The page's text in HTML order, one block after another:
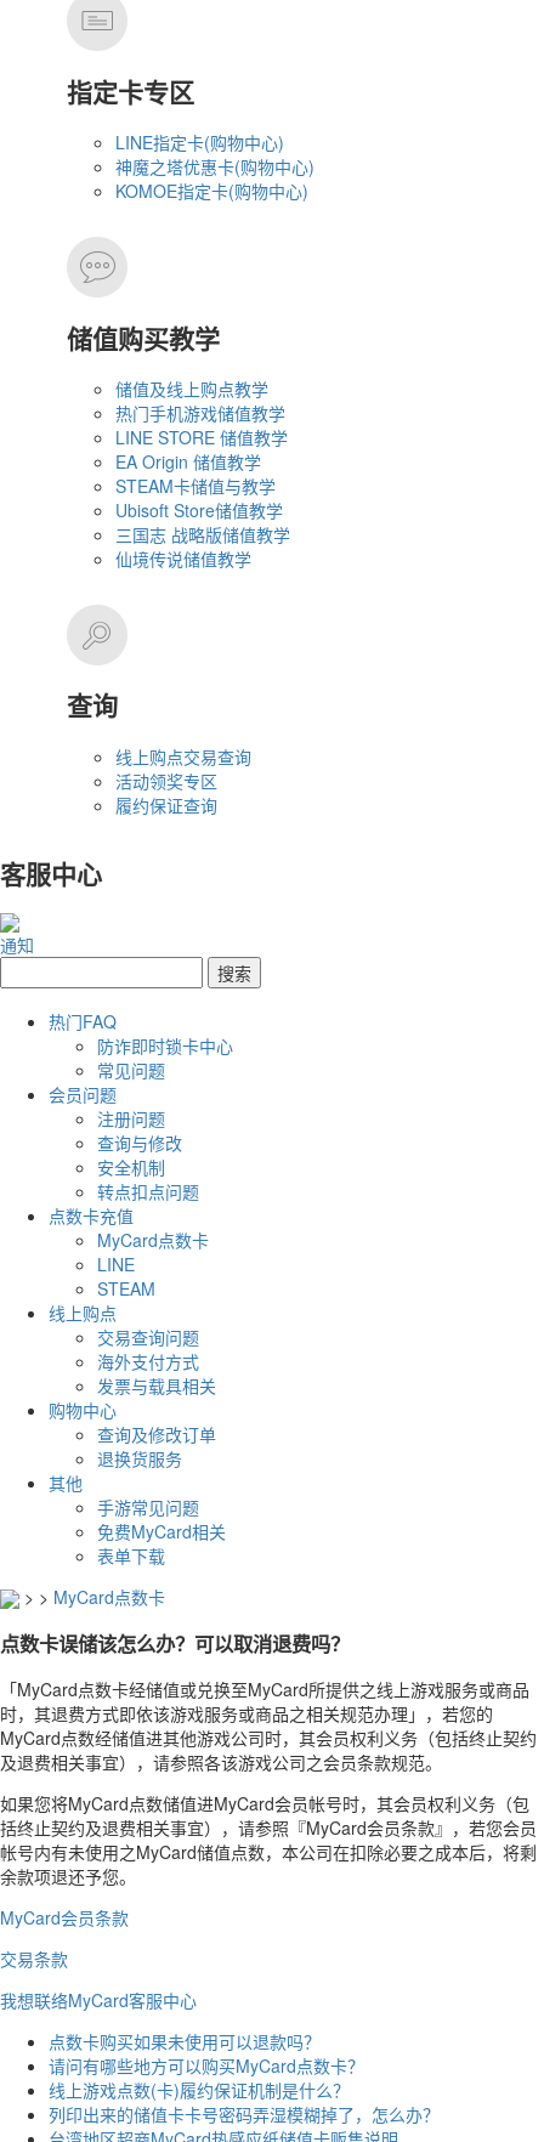
指定卡专区
LINE指定卡(购物中心)
神魔之塔优惠卡(购物中心)
KOMOE指定卡(购物中心)
储值购买教学
储值及线上购点教学
热门手机游戏储值教学
LINE STORE 储值教学
EA Origin 储值教学
STEAM卡储值与教学
Ubisoft Store储值教学
三国志 战略版储值教学
仙境传说储值教学
查询
线上购点交易查询
活动领奖专区
履约保证查询
客服中心
通知
热门FAQ
防诈即时锁卡中心
常见问题
会员问题
注册问题
查询与修改
安全机制
转点扣点问题
点数卡充值
MyCard点数卡
LINE
STEAM
线上购点
交易查询问题
海外支付方式
发票与载具相关
购物中心
查询及修改订单
退换货服务
其他
手游常见问题
免费MyCard相关
表单下载
> > MyCard点数卡
点数卡误储该怎么办？可以取消退费吗？
「MyCard点数卡经储值或兑换至MyCard所提供之线上游戏服务或商品
时，其退费方式即依该游戏服务或商品之相关规范办理」，若您的
MyCard点数经储值进其他游戏公司时，其会员权利义务（包括终止契约
及退费相关事宜），请参照各该游戏公司之会员条款规范。
如果您将MyCard点数储值进MyCard会员帐号时，其会员权利义务（包
括终止契约及退费相关事宜），请参照『MyCard会员条款』，若您会员
帐号内有未使用之MyCard储值点数，本公司在扣除必要之成本后，将剩
余款项退还予您。
MyCard会员条款
交易条款
我想联络MyCard客服中心
点数卡购买如果未使用可以退款吗？
请问有哪些地方可以购买MyCard点数卡？
线上游戏点数(卡)履约保证机制是什么？
列印出来的储值卡卡号密码弄湿模糊掉了，怎么办？